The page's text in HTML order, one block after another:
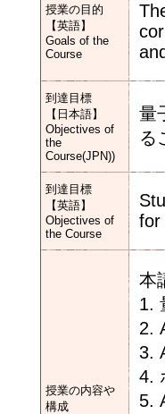
授業の目的
【英語】
Goals of the
Course
到達目標
【日本語】
Objectives of
the
Course(JPN))
量
る
到達目標
【英語】
Objectives of
the Course
for
授業の内容や
構成
本
1.
2.
3.
4.
5.